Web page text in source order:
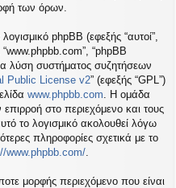
των όρων.
phpBB (εφεξής “αυτοί”,
“www.phpbb.com”, “phpBB
λύση συστήματος συζητήσεων
Public License v2” (εφεξής “GPL”)
www.phpbb.com . Η ομάδα
στο περιεχόμενο και τους
το λογισμικό ακολουθεί λόγω
πληροφορίες σχετικά με το
www.phpbb.com/
μορφής περιεχόμενο που είναι